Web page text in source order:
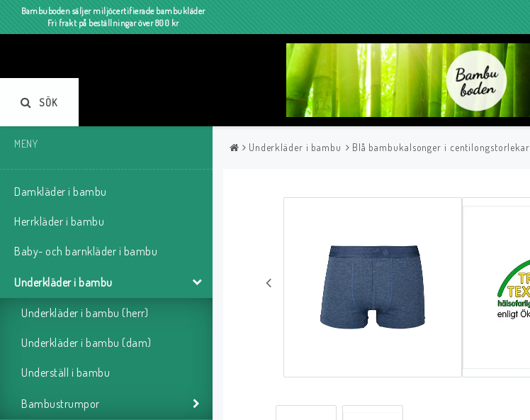
Bambuboden säljer miljöcertifierade bambukläder
Fri frakt på beställningar över 800 kr
SÖK
MENY
Damkläder i bambu
Herrkläder i bambu
Baby- och barnkläder i bambu
Underkläder i bambu
Underkläder i bambu (herr)
Underkläder i bambu (dam)
Underställ i bambu
Bambustrumpor
Underkläder i bambu Blå bambukalsonger i centilongstorlekar